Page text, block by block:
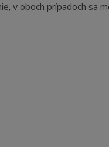
v oboch prípadoch sa